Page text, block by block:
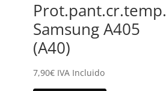
Prot.pant.cr.temp.
Samsung A405
(A40)
7,90€ IVA Incluido